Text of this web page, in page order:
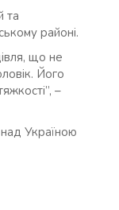
та
районі.
що не
Його
–
над Україною